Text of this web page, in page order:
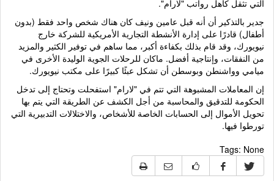
التي تثقل كاهل رواتب "لارام".
جدير بالتذكير أن أنه قبل عامين ونيف كان هناك شخص واحد فقط (بدون
أطفال) قادرًا على إدارة الأنشطة التجارية الأمريكية للشركة خارج
نيويورك، وقد قام بذلك بكفاءة أكبر، مما ساهم في توفير الكثير والمزيد
من النفقات، وإنتاجية أفضل. ماكان للرحلات الجوية الوليدة الأخرى في
ميامي وواشنطن وبوسطن أن تشكل عبئًا كبيرًا على مكتب نيويورك.
إن المعاملات المشبوهة التي تتم في "لارام" استفحلت وتحتاج إلى تدخل
الحكومة للتدقيق والمحاسبة من أجل الكشف عن الطريقة التي يتم بها
تحويل الأموال إلى الحسابات الخاصة للأشخاص، والاختلالات التدبيرية التي
تورطوا فيها.
Tags:None